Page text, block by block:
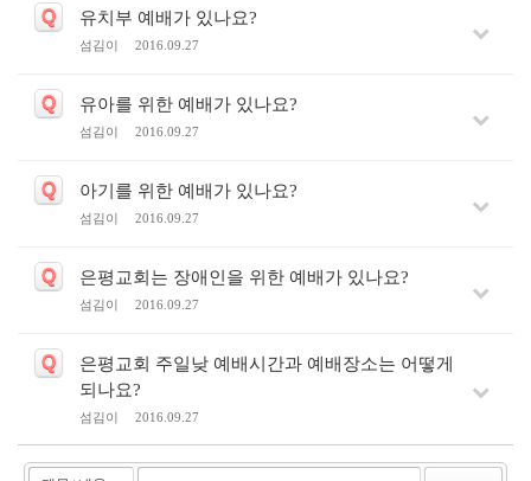
Q 유치부 예배가 있나요?
섬김이 2016.09.27
Q 유아를 위한 예배가 있나요?
섬김이 2016.09.27
Q 아기를 위한 예배가 있나요?
섬김이 2016.09.27
Q 은평교회는 장애인을 위한 예배가 있나요?
섬김이 2016.09.27
Q
은평교회 주일낮 예배시간과 예배장소는 어떻게
되나요?
섬김이 2016.09.27